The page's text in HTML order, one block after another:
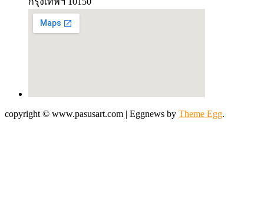
copyright © www.pasusart.com | Eggnews by Theme Egg.